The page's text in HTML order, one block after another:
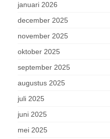
januari 2026
december 2025
november 2025
oktober 2025
september 2025
augustus 2025
juli 2025
juni 2025
mei 2025